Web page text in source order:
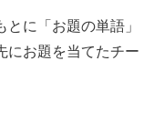
に「お題の単語」
にお題を当てたチー